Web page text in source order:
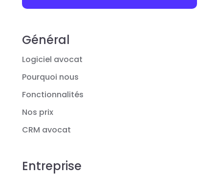
Général
Logiciel avocat
Pourquoi nous
Fonctionnalités
Nos prix
CRM avocat
Entreprise